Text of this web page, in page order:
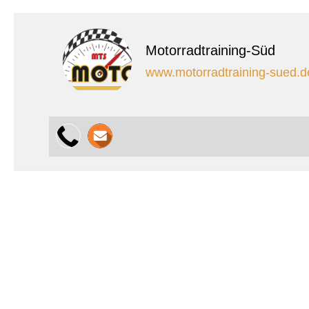
Motorradtraining-Süd
www.motorradtraining-